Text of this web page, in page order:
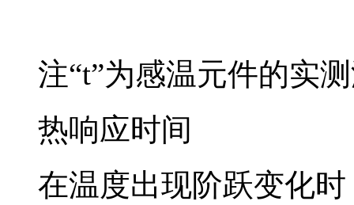
注“t”为感温元件的实测温
热响应时间
在温度出现阶跃变化时